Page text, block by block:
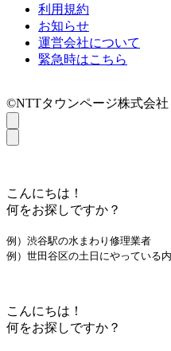
利用規約
お知らせ
運営会社について
緊急時はこちら
©NTTタウンページ株式会社
こんにちは！
何をお探しですか？
例）渋谷駅の水まわり修理業者
例）世田谷区の土日にやっている
こんにちは！
何をお探しですか？